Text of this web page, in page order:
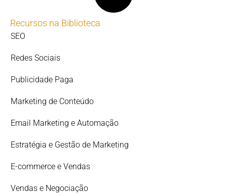
Recursos na Biblioteca
SEO
Redes Sociais
Publicidade Paga
Marketing de Conteúdo
Email Marketing e Automação
Estratégia e Gestão de Marketing
E-commerce e Vendas
Vendas e Negociação